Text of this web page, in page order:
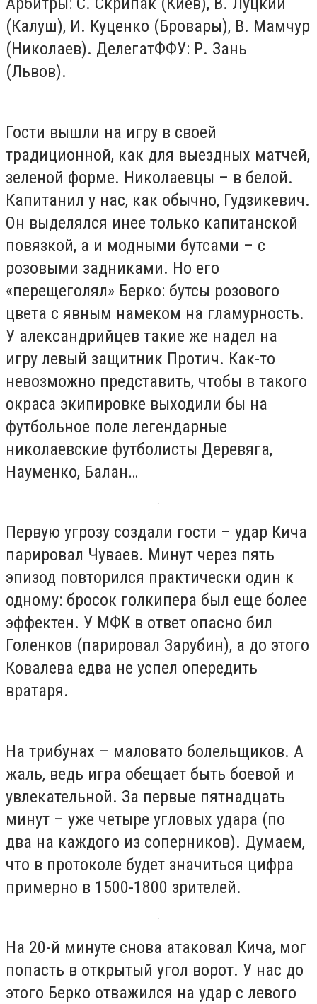
(Калуш), И. Куценко (Бровары), В. Мамчур
(Николаев). ДелегатФФУ: Р. Зань
(Львов).
Гости вышли на игру в своей
традиционной, как для выездных матчей,
зеленой форме. Николаевцы – в белой.
Капитанил у нас, как обычно, Гудзикевич.
Он выделялся инее только капитанской
повязкой, а и модными бутсами – с
розовыми задниками. Но его
«перещеголял» Берко: бутсы розового
цвета с явным намеком на гламурность.
У александрийцев такие же надел на
игру левый защитник Протич. Как-то
невозможно представить, чтобы в такого
окраса экипировке выходили бы на
футбольное поле легендарные
николаевские футболисты Деревяга,
Науменко, Балан…
Первую угрозу создали гости – удар Кича
парировал Чуваев. Минут через пять
эпизод повторился практически один к
одному: бросок голкипера был еще более
эффектен. У МФК в ответ опасно бил
Голенков (парировал Зарубин), а до этого
Ковалева едва не успел опередить
вратаря.
На трибунах – маловато болельщиков. А
жаль, ведь игра обещает быть боевой и
увлекательной. За первые пятнадцать
минут – уже четыре угловых удара (по
два на каждого из соперников). Думаем,
что в протоколе будет значиться цифра
примерно в 1500-1800 зрителей.
На 20-й минуте снова атаковал Кича, мог
попасть в открытый угол ворот. У нас до
этого Берко отважился на удар с левого